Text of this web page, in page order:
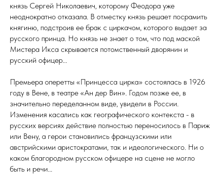
князь Сергей Николаевич, которому Феодора уже
неоднократно отказала. В отместку князь решает посрамить
княгиню, подстроив ее брак с циркачом, которого выдает за
русского принца. Но князь не знает о том, что под маской
Мистера Икса скрывается потомственный дворянин и
русский офицер...
Премьера оперетты «Принцесса цирка» состоялась в 1926
году в Вене, в театре «Ан дер Вин». Годом позже ее, в
значительно переделанном виде, увидели в России.
Изменения касались как географического контекста - в
русских версиях действие полностью переносилось в Париж
или Вену, а герои становились французскими или
австрийскими аристократами, так и идеологического. Ни о
каком благородном русском офицере на сцене не могло
быть и речи...